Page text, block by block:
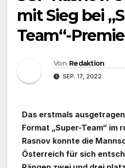
mit Sieg bei
Team“-
Von Redaktion
SEP. 17, 2022
Das erstmals
Format „Super-Team“ im
Rasnov konnte die
Österreich für sich